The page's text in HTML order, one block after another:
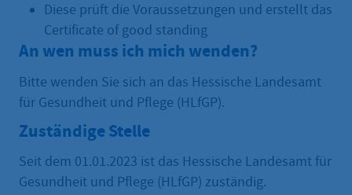
Diese prüft die Voraussetzungen und erstellt das
Certificate of good standing
An wen muss ich mich wenden?
Bitte wenden Sie sich an das Hessische Landesamt
für Gesundheit und Pflege (HLfGP).
Zuständige Stelle
Seit dem 01.01.2023 ist das Hessische Landesamt für
Gesundheit und Pflege (HLfGP) zuständig.